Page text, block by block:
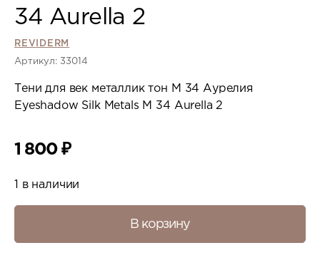
34 Aurella 2
REVIDERM
Артикул: 33014
Тени для век металлик тон М 34 Аурелия
Eyeshadow Silk Metals M 34 Aurella 2
1 800₽
1 в наличии
В корзину